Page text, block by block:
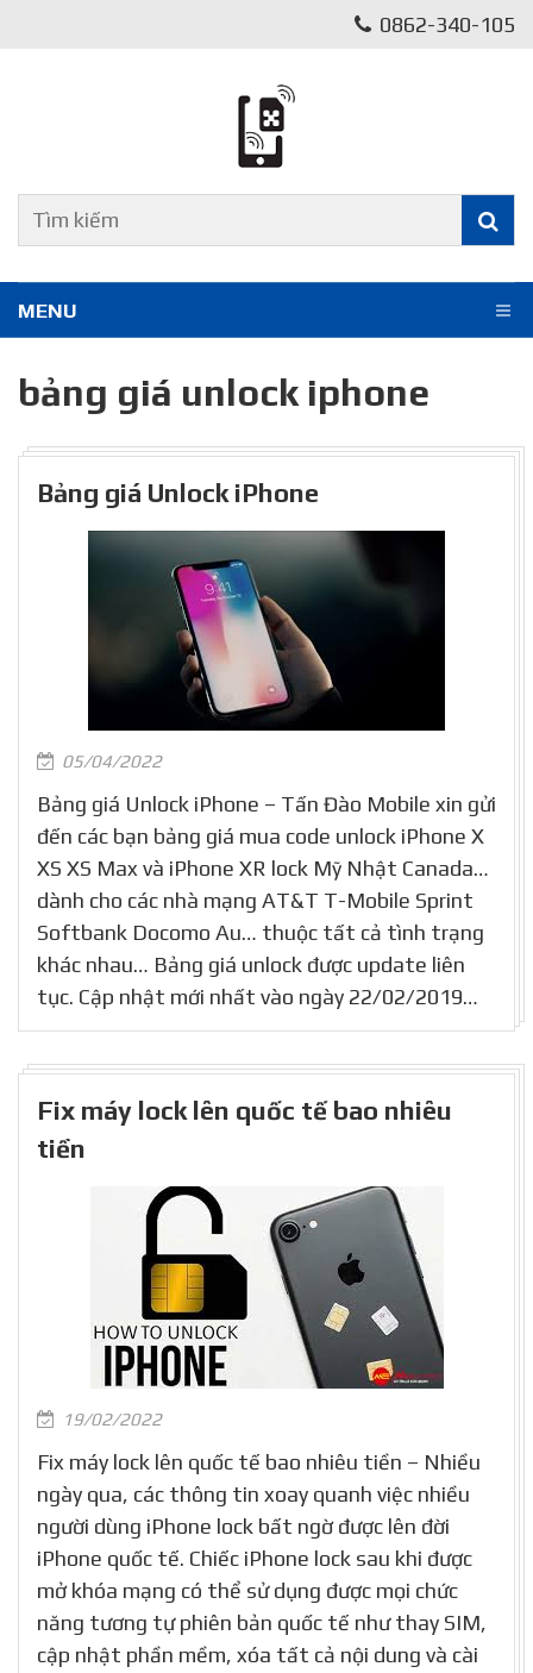
0862-340-105
MENU
bảng giá unlock iphone
Bảng giá Unlock iPhone
05/04/2022
Bảng giá Unlock iPhone – Tấn Đào Mobile xin gửi
đến các bạn bảng giá mua code unlock iPhone X
XS XS Max và iPhone XR lock Mỹ Nhật Canada…
dành cho các nhà mạng AT&T T-Mobile Sprint
Softbank Docomo Au… thuộc tất cả tình trạng
khác nhau… Bảng giá unlock được update liên
tục. Cập nhật mới nhất vào ngày 22/02/2019…
Fix máy lock lên quốc tế bao nhiêu
tiền
19/02/2022
Fix máy lock lên quốc tế bao nhiêu tiền – Nhiều
ngày qua, các thông tin xoay quanh việc nhiều
người dùng iPhone lock bất ngờ được lên đời
iPhone quốc tế. Chiếc iPhone lock sau khi được
mở khóa mạng có thể sử dụng được mọi chức
năng tương tự phiên bản quốc tế như thay SIM,
cập nhật phần mềm, xóa tất cả nội dung và cài